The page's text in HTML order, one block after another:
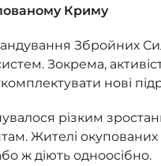
Криму
Збройних
Зокрема,
нові
різким
Жителі окупованих
ж діють одноосібно.